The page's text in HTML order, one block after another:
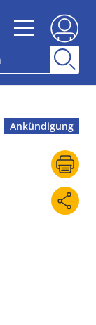
Ankündigung